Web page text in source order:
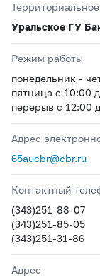
Уральское ГУ
Режим работы
понедельник -
пятница с 10:00
перерыв с 12:00
Адрес
65aucbr@cbr.ru
Контактный
(343)251-88-07
(343)251-85-05
(343)251-31-86
Адрес